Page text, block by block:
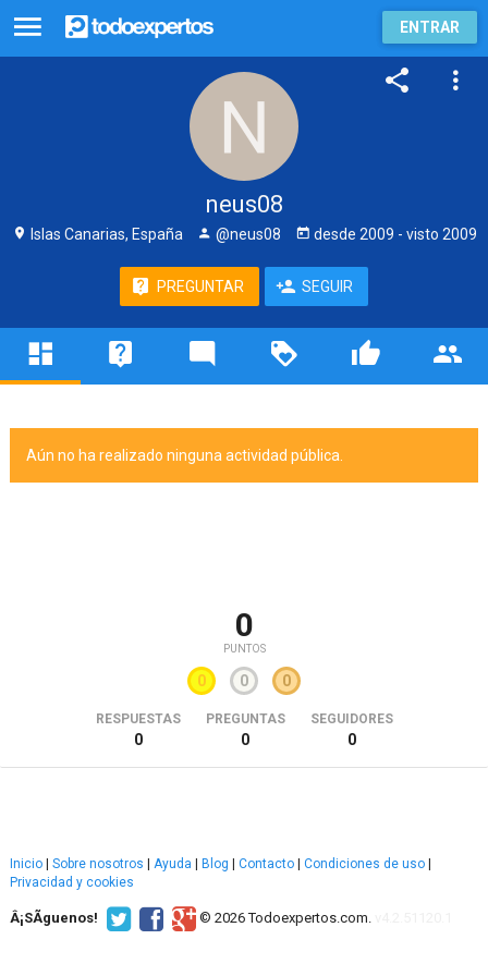
ENTRAR
neus08
Islas Canarias, España @neus08 desde 2009 - visto 2009
PREGUNTAR SEGUIR
Aún no ha realizado ninguna actividad pública.
0
PUNTOS
0 0 0
RESPUESTAS
0
PREGUNTAS
0
SEGUIDORES
0
Inicio Sobre nosotros Ayuda Blog Contacto Condiciones de uso
Privacidad y cookies
Â¡SÃ­guenos! © 2026 Todoexpertos.com.